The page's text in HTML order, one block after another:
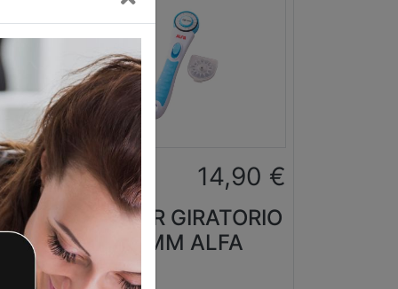
€ 14,90 €
CUTTER GIRATORIO
28MM ALFA